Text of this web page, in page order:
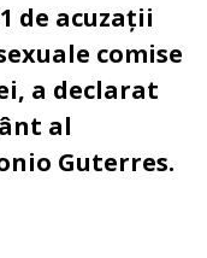
de acuzații
comise
a declarat
al
Guterres.